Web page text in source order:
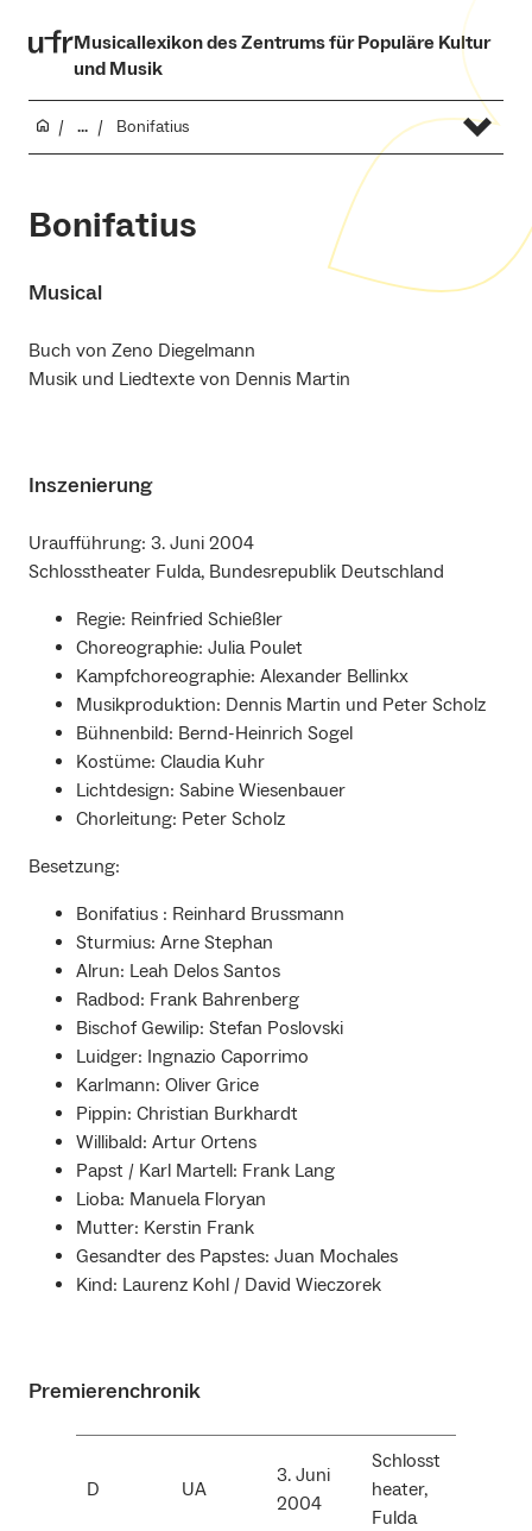
Musicallexikon des Zentrums für Populäre Kultur
und Musik
... Bonifatius
Bonifatius
Musical
Buch von Zeno Diegelmann
Musik und Liedtexte von Dennis Martin
Inszenierung
Uraufführung: 3. Juni 2004
Schlosstheater Fulda, Bundesrepublik Deutschland
Regie: Reinfried Schießler
Choreographie: Julia Poulet
Kampfchoreographie: Alexander Bellinkx
Musikproduktion: Dennis Martin und Peter Scholz
Bühnenbild: Bernd-Heinrich Sogel
Kostüme: Claudia Kuhr
Lichtdesign: Sabine Wiesenbauer
Chorleitung: Peter Scholz
Besetzung:
Bonifatius : Reinhard Brussmann
Sturmius: Arne Stephan
Alrun: Leah Delos Santos
Radbod: Frank Bahrenberg
Bischof Gewilip: Stefan Poslovski
Luidger: Ingnazio Caporrimo
Karlmann: Oliver Grice
Pippin: Christian Burkhardt
Willibald: Artur Ortens
Papst / Karl Martell: Frank Lang
Lioba: Manuela Floryan
Mutter: Kerstin Frank
Gesandter des Papstes: Juan Mochales
Kind: Laurenz Kohl / David Wieczorek
Premierenchronik
D UA
3. Juni
2004
Schlosst
heater,
Fulda